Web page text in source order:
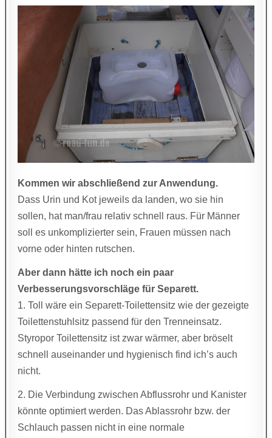
Kommen wir abschließend zur Anwendung.
Dass Urin und Kot jeweils da landen, wo sie hin
sollen, hat man/frau relativ schnell raus. Für Männer
soll es unkomplizierter sein, Frauen müssen nach
vorne oder hinten rutschen.
Aber dann hätte ich noch ein paar
Verbesserungsvorschläge für Separett.
1. Toll wäre ein Separett-Toilettensitz wie der gezeigte
Toilettenstuhlsitz passend für den Trenneinsatz.
Styropor Toilettensitz ist zwar wärmer, aber bröselt
schnell auseinander und hygienisch find ich’s auch
nicht.
2. Die Verbindung zwischen Abflussrohr und Kanister
könnte optimiert werden. Das Ablassrohr bzw. der
Schlauch passen nicht in eine normale